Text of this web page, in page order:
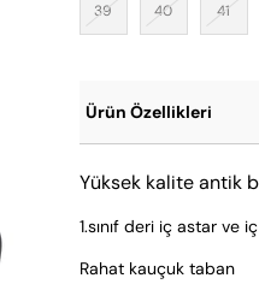
39 40 41
Ürün Özellikleri
Yüksek kalite antik
1.sınıf deri iç astar ve
Rahat kauçuk taban